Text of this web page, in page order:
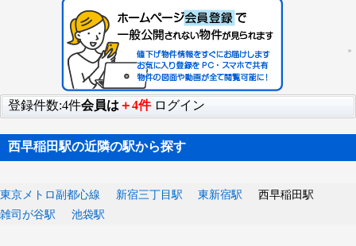
登録件数:4件会員は ＋4件 ログイン
西早稲田駅の近隣の駅から探す
東京メトロ副都心線 新宿三丁目駅 東新宿駅
西早稲田駅
雑司が谷駅
池袋駅